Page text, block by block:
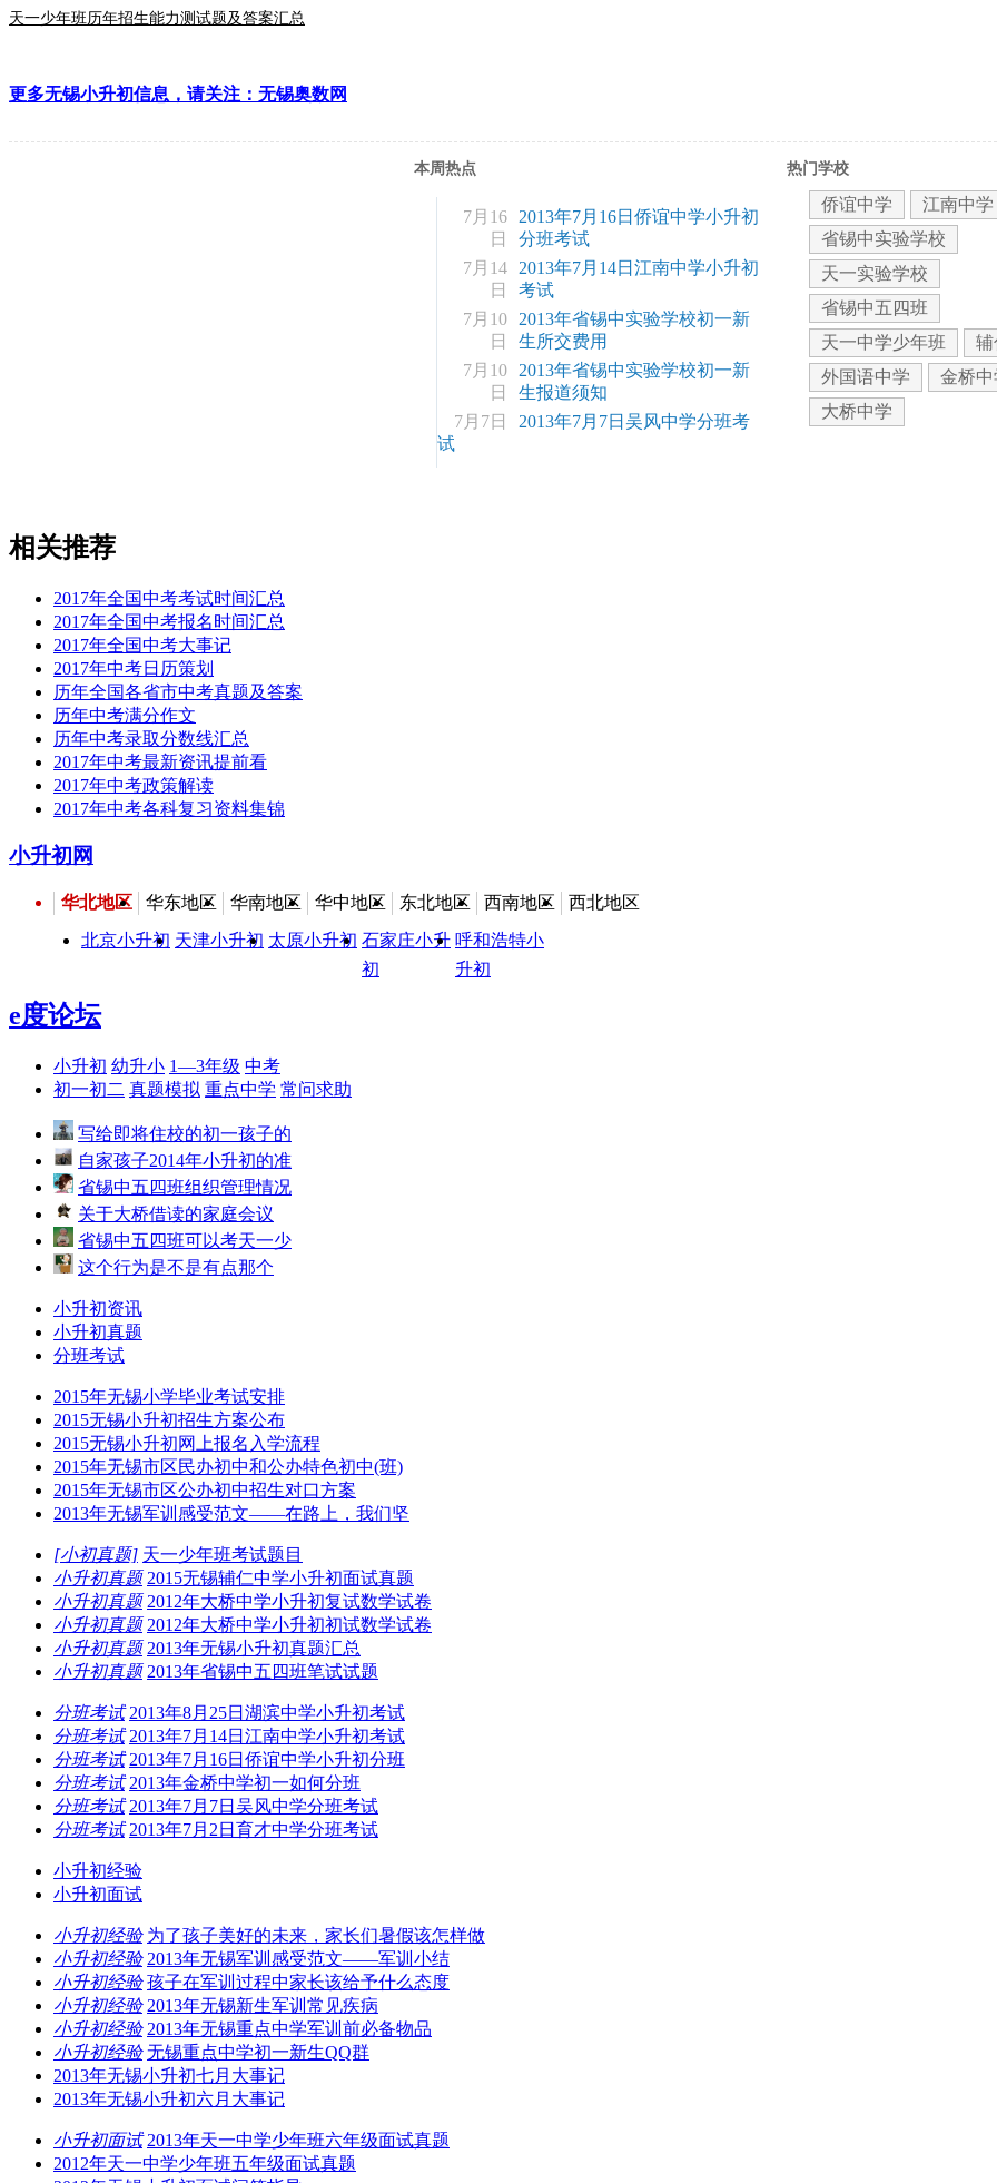
天一少年班历年招生能力测试题及答案汇总
更多无锡小升初信息，请关注：无锡奥数网
本周热点
7月16
日
2013年7月16日侨谊中学小升初
分班考试
7月14
日
2013年7月14日江南中学小升初
考试
7月10
日
2013年省锡中实验学校初一新
生所交费用
7月10
日
2013年省锡中实验学校初一新
生报道须知
7月7日
2013年7月7日吴风中学分班考
试
热门学校
侨谊中学
江南中学
省锡中实验学校
天一实验学校
省锡中五四班
天一中学少年班
辅
外国语中学
金桥中
大桥中学
相关推荐
2017年全国中考考试时间汇总
2017年全国中考报名时间汇总
2017年全国中考大事记
2017年中考日历策划
历年全国各省市中考真题及答案
历年中考满分作文
历年中考录取分数线汇总
2017年中考最新资讯提前看
2017年中考政策解读
2017年中考各科复习资料集锦
小升初网
华北地区 华东地区 华南地区 华中地区 东北地区 西南地区
西北地区
北京小升初 天津小升初 太原小升初 石家庄小升
初
呼和浩特小
升初
e度论坛
小升初 幼升小 1—3年级 中考
初一初二 真题模拟 重点中学 常问求助
写给即将住校的初一孩子的
自家孩子2014年小升初的准
省锡中五四班组织管理情况
关于大桥借读的家庭会议
省锡中五四班可以考天一少
这个行为是不是有点那个
小升初资讯
小升初真题
分班考试
2015年无锡小学毕业考试安排
2015无锡小升初招生方案公布
2015无锡小升初网上报名入学流程
2015年无锡市区民办初中和公办特色初中(班)
2015年无锡市区公办初中招生对口方案
2013年无锡军训感受范文——在路上，我们坚
[小初真题] 天一少年班考试题目
小升初真题 2015无锡辅仁中学小升初面试真题
小升初真题 2012年大桥中学小升初复试数学试卷
小升初真题 2012年大桥中学小升初初试数学试卷
小升初真题 2013年无锡小升初真题汇总
小升初真题 2013年省锡中五四班笔试试题
分班考试 2013年8月25日湖滨中学小升初考试
分班考试 2013年7月14日江南中学小升初考试
分班考试 2013年7月16日侨谊中学小升初分班
分班考试 2013年金桥中学初一如何分班
分班考试 2013年7月7日吴风中学分班考试
分班考试 2013年7月2日育才中学分班考试
小升初经验
小升初面试
小升初经验 为了孩子美好的未来，家长们暑假该怎样做
小升初经验 2013年无锡军训感受范文——军训小结
小升初经验 孩子在军训过程中家长该给予什么态度
小升初经验 2013年无锡新生军训常见疾病
小升初经验 2013年无锡重点中学军训前必备物品
小升初经验 无锡重点中学初一新生QQ群
2013年无锡小升初七月大事记
2013年无锡小升初六月大事记
小升初面试 2013年天一中学少年班六年级面试真题
2012年天一中学少年班五年级面试真题